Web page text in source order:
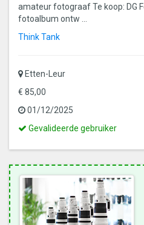
amateur fotograaf Te koop: DG
fotoalbum ontw ...
Think Tank
Etten-Leur
€ 85,00
01/12/2025
Dit
een
gevalideerde
gebruiker
Gevalideerde gebruiker